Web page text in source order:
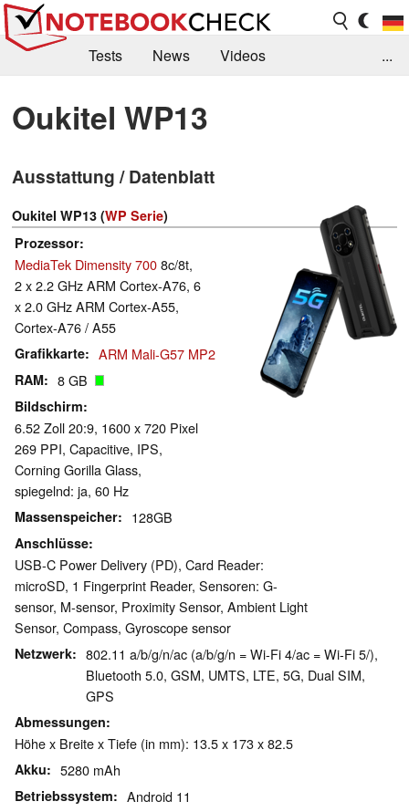
Tests News
Videos
Kaufberatung
Deals Suche
Forum
...
Oukitel WP13
Ausstattung / Datenblatt
Oukitel WP13 (WP Serie)
Prozessor
MediaTek Dimensity 7008c/8t,
2 x 2.2 GHz ARM Cortex-A76, 6
x 2.0 GHz ARM Cortex-A55,
Cortex-A76 / A55
Grafikkarte ARM Mali-G57 MP2
RAM 8 GB
Bildschirm
6.52 Zoll 20:9, 1600 x 720 Pixel
269 PPI, Capacitive, IPS,
Corning Gorilla Glass,
spiegelnd: ja, 60 Hz
Massenspeicher 128GB
Anschlüsse
USB-C Power Delivery (PD), Card Reader:
microSD, 1 Fingerprint Reader, Sensoren: G-
sensor, M-sensor, Proximity Sensor, Ambient Light
Sensor, Compass, Gyroscope sensor
Netzwerk
802.11 a/b/g/n/ac (a/b/g/n = Wi-Fi 4/ac = Wi-Fi 5/),
Bluetooth 5.0, GSM, UMTS, LTE, 5G, Dual SIM,
GPS
Abmessungen
Höhe x Breite x Tiefe (in mm): 13.5 x 173 x 82.5
Akku 5280 mAh
Betriebssystem Android 11